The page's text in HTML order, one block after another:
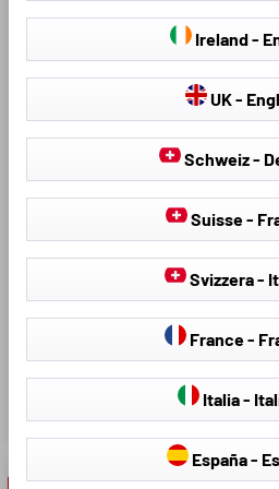
télécommande
refroidissement peuvent être
contrôlés par télécommande
grâce à une position assise
confortable et des ventilateurs
Télécommande pratique et
câble de chargement avec
connexion 12V/USB et USB-C
inclus - peut donc être utilisé
en voiture, au bureau, à la
49.95 CHF
Ireland -
UK -
Schweiz -
Suisse -
Svizzera -
France -
Italia -
España -